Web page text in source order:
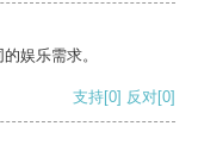
娱乐需求。
支持[0] 反对[0]